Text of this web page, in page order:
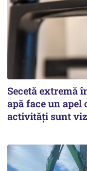
Secetă extremă
apă face un apel
activități sunt